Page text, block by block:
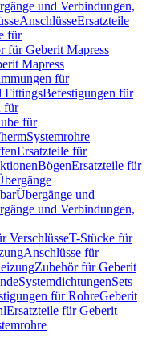
und Verbindungen,
AnschlüsseErsatzteile
für
für Geberit Mapress
Mapress
für
FittingsBefestigungen für
für
für
Systemrohre
Ersatzteile für
BögenErsatzteile für
Übergänge und
und Verbindungen,
VerschlüsseT-Stücke für
Anschlüsse für
Zubehör für Geberit
SystemdichtungenSets
für RohreGeberit
Ersatzteile für Geberit